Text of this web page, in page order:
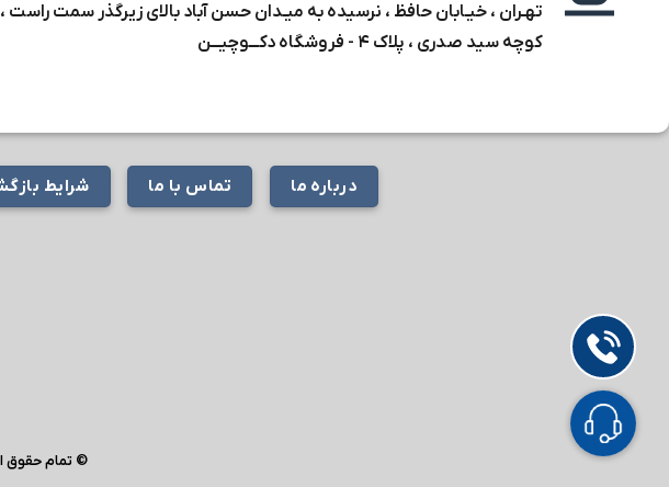
تهـران ، خیـابان حافظ ، نرسیده به میـدان حسن آباد بالای زیرگذر سمت راست ،
کوچه سید صدری ، پلاک ۴ -
فروشگاه دکـــوچیـــن
درباره ما تماس با ما شرایط
© تمام حقوق